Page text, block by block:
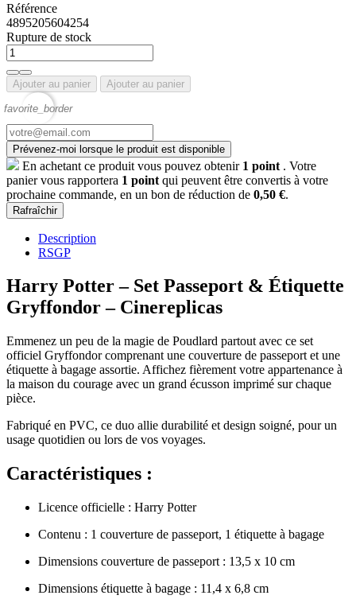
Référence
4895205604254
Rupture de stock
Ajouter au panier Ajouter au panier
favorite_border
Prévenez-moi lorsque le produit est disponible
En achetant ce produit vous pouvez obtenir 1 point . Votre
panier vous rapportera 1 point qui peuvent être convertis à votre
prochaine commande, en un bon de réduction de 0,50 €.
Description
RSGP
Harry Potter – Set Passeport & Étiquette
Gryffondor – Cinereplicas
Emmenez un peu de la magie de Poudlard partout avec ce set
officiel Gryffondor comprenant une couverture de passeport et une
étiquette à bagage assortie. Affichez fièrement votre appartenance à
la maison du courage avec un grand écusson imprimé sur chaque
pièce.
Fabriqué en PVC, ce duo allie durabilité et design soigné, pour un
usage quotidien ou lors de vos voyages.
Caractéristiques :
Licence officielle : Harry Potter
Contenu : 1 couverture de passeport, 1 étiquette à bagage
Dimensions couverture de passeport : 13,5 x 10 cm
Dimensions étiquette à bagage : 11,4 x 6,8 cm